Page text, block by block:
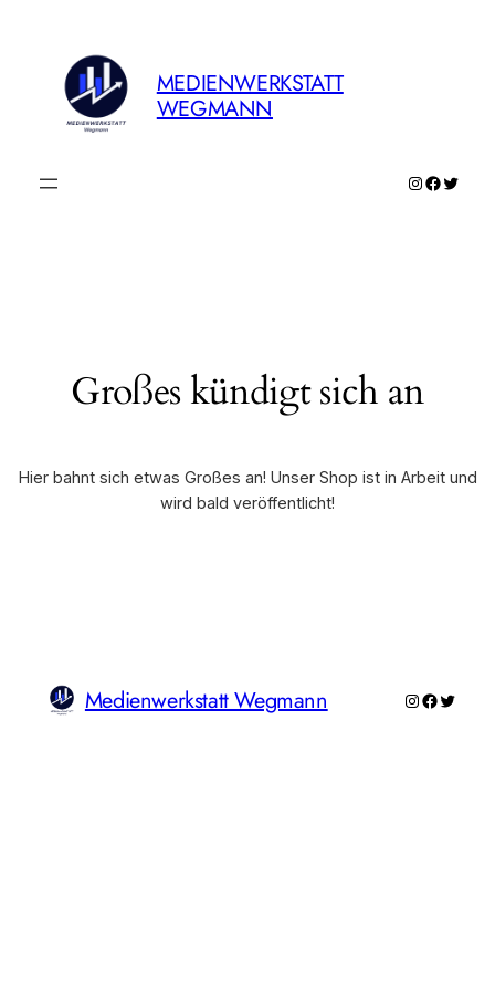
MEDIENWERKSTATT
WEGMANN
Instagram
Großes kündigt sich an
Hier bahnt sich etwas Großes an! Unser Shop ist in Arbeit und
wird bald veröffentlicht!
Medienwerkstatt Wegmann Instagram